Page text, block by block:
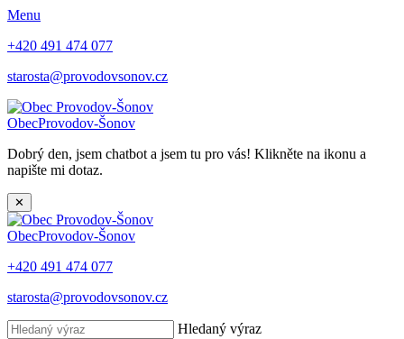
Menu
+420 491 474 077
starosta@provodovsonov.cz
ObecProvodov-Šonov
Dobrý den, jsem chatbot a jsem tu pro vás! Klikněte na ikonu a
napište mi dotaz.
✕
ObecProvodov-Šonov
+420 491 474 077
starosta@provodovsonov.cz
Hledaný výraz